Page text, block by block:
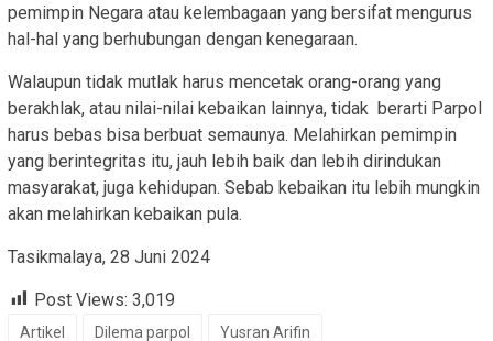
pemimpin Negara atau kelembagaan yang bersifat mengurus
hal-hal yang berhubungan dengan kenegaraan.
Walaupun tidak mutlak harus mencetak orang-orang yang
berakhlak, atau nilai-nilai kebaikan lainnya, tidak berarti Parpol
harus bebas bisa berbuat semaunya. Melahirkan pemimpin
yang berintegritas itu, jauh lebih baik dan lebih dirindukan
masyarakat, juga kehidupan. Sebab kebaikan itu lebih mungkin
akan melahirkan kebaikan pula.
Tasikmalaya, 28 Juni 2024
Post Views: 3,019
Artikel Dilema parpol Yusran Arifin